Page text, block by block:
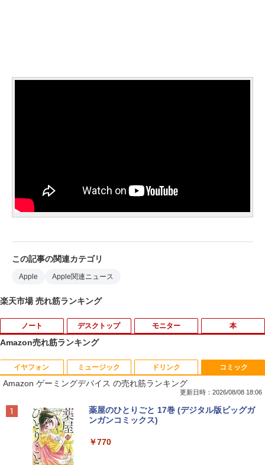
この記事の関連カテゴリ
Apple Apple関連ニュース
楽天市場 売れ筋ランキング
ノート
1
【★最大100%ポイント】【新生活応援・
2026】【Office 2019 H&B】富士通 MU
937/Celeron 3865U/メモリ:4GB/8GB/S
フルHD/wifi/HDMI/USB3.0/中古 ノート
パソコン/モバイルPC/Windows11
￥9,999
デスクトップ
1
中古パソコン | Dell | OptiPlex 3070 SFF
| Windows11 | デスクトップ | 一年保証 |
第9世代 | Core i5 9500 3.0(〜最大4.4)G
Dマルチ | 無線LAN:なし | Win11Pro64Bi
t | VGA追加モデル
￥34,980
モニター
1
引き出し付きモニター台(NM01 ミドルブ
ラウン) 【玄関先迄納品】 ニトリ
￥2,990
本
1
MAZZEL 1st photobook with ZEAL [
MAZZEL ]
￥4,950
Amazon売れ筋ランキング
イヤフォン
Anker Soundcore P40i オフホワイト
ミュージック
BRUCE WAYNE feat. Flo Milli, ATL Jacob
[Explicit]
￥250
ドリンク
by Amazon 天然水 ラベルレス 500ml ×24本
富士山の天然水 バナジウム含有 水 ミネラル
ットル (Smart Basic)
コミック
Amazon ゲーミングデバイス の売れ筋ランキング
更新日時：2026/08/08 18:06
薬屋のひとりごと 17巻 (デジタル版ビッグガ
ンガンコミックス)
￥770